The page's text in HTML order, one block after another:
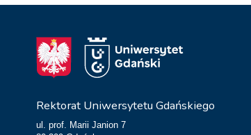
Rektorat Uniwersytetu Gdańskiego
ul. prof. Marii Janion 7